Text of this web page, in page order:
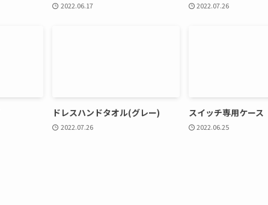
2022.06.17 2022.07.26
ドレスハンドタオル(グレー)
2022.07.26
スイッチ専用ケース
2022.06.25